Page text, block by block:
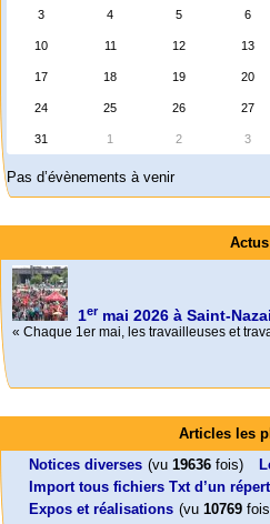
3 4 5 6
10 11 12 13
17 18 19 20
24 25 26 27
31 1 2 3
Pas d’évènements à venir
Actus
1ermai 2026 à Saint-
« Chaque 1er mai, les travailleuses et
Foutez-nous la paix !
Aujourd’hui, mercredi 18 mars 2026, le
Emmanuel (…)
Leonard Peltier libre !
Leonard Peltier, un Amérindien
un (…)
En Pays-de-la-Loire le
« La présidente Horizons de la région
Mon CV... Cette perle indique une
Articles les
Notices diverses (vu 19636 fois)
Import tous fichiers Txt d’un
Expos et réalisations (vu 10769